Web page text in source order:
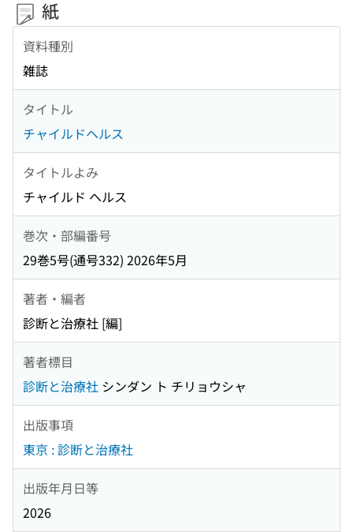
紙
資料種別
雑誌
タイトル
チャイルドヘルス
タイトルよみ
チャイルド ヘルス
巻次・部編番号
29巻5号(通号332) 2026年5月
著者・編者
診断と治療社 [編]
著者標目
診断と治療社 シンダン ト チリョウシャ
出版事項
東京 : 診断と治療社
出版年月日等
2026